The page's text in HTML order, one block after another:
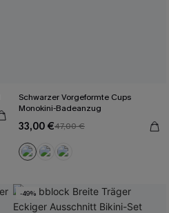
Schwarzer Vorgeformte Cups
Monokini-Badeanzug
33,00 €47,00 €
-49%